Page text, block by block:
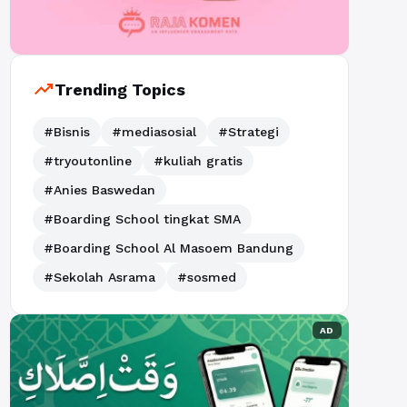
trending_upTrending Topics
#Bisnis #mediasosial
#Strategi
#tryoutonline
#kuliah gratis
#Anies Baswedan
#Boarding School tingkat SMA
#Boarding School Al Masoem Bandung
#Sekolah Asrama
#sosmed
AD